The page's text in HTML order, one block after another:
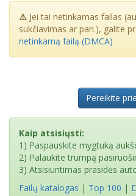
⚠️ Jei tai netinkamas failas
sukčiavimas ar pan.), galite
netinkamą failą (DMCA)
Pereikite
Kaip atsisiųsti:
1) Paspauskite mygtuką
2) Palaukite trumpą
3) Atsisiuntimas prasidės
Failų katalogas | Top 100 |